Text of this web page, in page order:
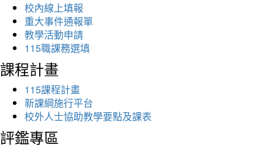
校內線上填報
重大事件通報單
教學活動申請
115職課務選填
課程計畫
115課程計畫
新課綱施行平台
校外人士協助教學要點及課表
評鑑專區